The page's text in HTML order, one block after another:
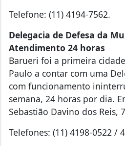
Telefone: (11) 4194-7562.
Delegacia de Defesa da
Atendimento 24 horas
Barueri foi a primeira
Paulo a contar com uma
com funcionamento
semana, 24 horas por dia.
Sebastião Davino dos Reis,
Telefones: (11) 4198-0522 /